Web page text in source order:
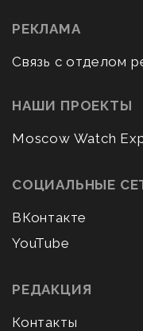
РЕКЛАМА
Связь с отделом
НАШИ ПРОЕКТЫ
Moscow Watch
СОЦИАЛЬНЫЕ
ВКонтакте
YouTube
РЕДАКЦИЯ
Контакты